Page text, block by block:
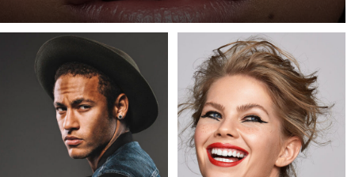
在过去的一年中，间接光线的使用在摄影师中变得非常受
欢迎。许多摄影师和客户已经厌倦了我们经常使用的直接
光线效果的拍摄，并选择了更真实和自然的光效替代品。